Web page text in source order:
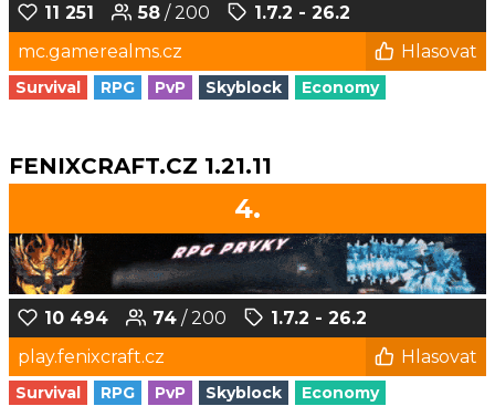
11 251 58 / 200
1.7.2 - 26.2
mc.gamerealms.cz
Hlasovat
Survival RPG PvP Skyblock Economy
FENIXCRAFT.CZ 1.21.11
4.
10 494 74 / 200
1.7.2 - 26.2
play.fenixcraft.cz
Hlasovat
Survival RPG PvP Skyblock Economy